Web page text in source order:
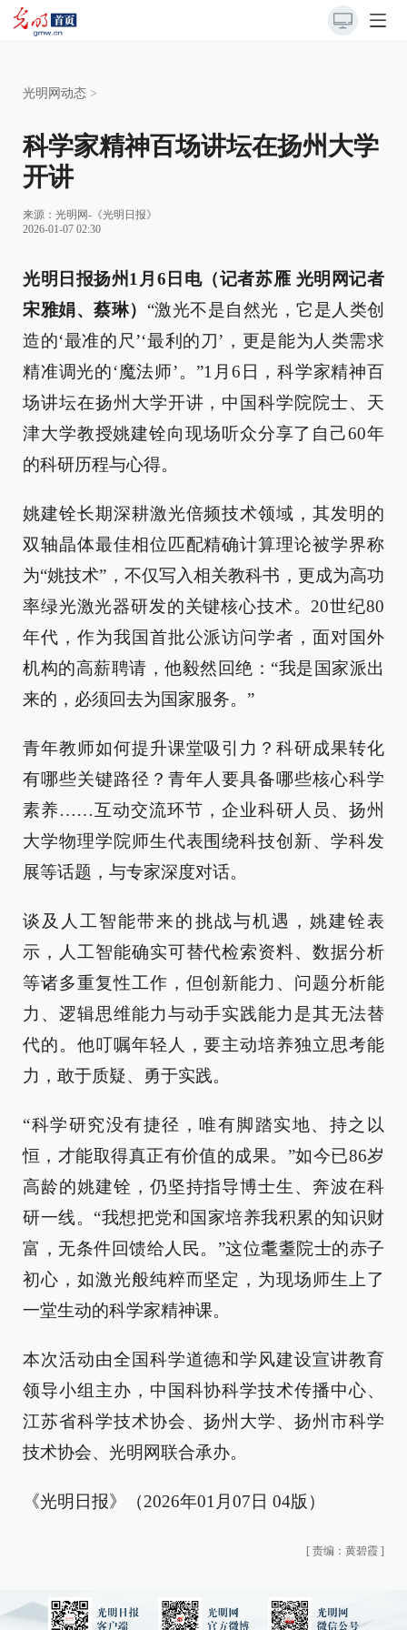
光明网动态 >
科学家精神百场讲坛在扬州大学
开讲
来源： 光明网-《光明日报》
2026-01-07 02:30
光明日报扬州1月6日电（记者苏雁 光明网记者
宋雅娟、蔡琳） “激光不是自然光，它是人类创
造的‘最准的尺’‘最利的刀’，更是能为人类需求
精准调光的‘魔法师’。”1月6日，科学家精神百
场讲坛在扬州大学开讲，中国科学院院士、天
津大学教授姚建铨向现场听众分享了自己60年
的科研历程与心得。
姚建铨长期深耕激光倍频技术领域，其发明的
双轴晶体最佳相位匹配精确计算理论被学界称
为“姚技术”，不仅写入相关教科书，更成为高功
率绿光激光器研发的关键核心技术。20世纪80
年代，作为我国首批公派访问学者，面对国外
机构的高薪聘请，他毅然回绝：“我是国家派出
来的，必须回去为国家服务。”
青年教师如何提升课堂吸引力？科研成果转化
有哪些关键路径？青年人要具备哪些核心科学
素养……互动交流环节，企业科研人员、扬州
大学物理学院师生代表围绕科技创新、学科发
展等话题，与专家深度对话。
谈及人工智能带来的挑战与机遇，姚建铨表
示，人工智能确实可替代检索资料、数据分析
等诸多重复性工作，但创新能力、问题分析能
力、逻辑思维能力与动手实践能力是其无法替
代的。他叮嘱年轻人，要主动培养独立思考能
力，敢于质疑、勇于实践。
“科学研究没有捷径，唯有脚踏实地、持之以
恒，才能取得真正有价值的成果。”如今已86岁
高龄的姚建铨，仍坚持指导博士生、奔波在科
研一线。“我想把党和国家培养我积累的知识财
富，无条件回馈给人民。”这位耄耋院士的赤子
初心，如激光般纯粹而坚定，为现场师生上了
一堂生动的科学家精神课。
本次活动由全国科学道德和学风建设宣讲教育
领导小组主办，中国科协科学技术传播中心、
江苏省科学技术协会、扬州大学、扬州市科学
技术协会、光明网联合承办。
《光明日报》（2026年01月07日 04版）
[ 责编：黄碧霞 ]